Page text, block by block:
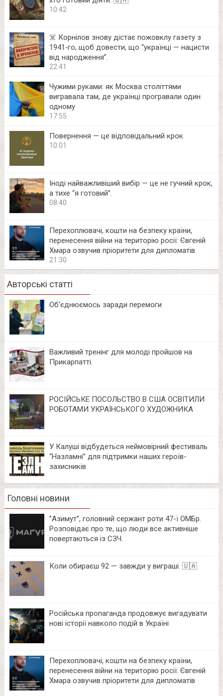
10:42
☠️ Корнілов знову дістає пожовклу газету з
1941‑го, щоб довести, що “українці — нацисти
від народження”.
22:41
Чужими руками: як Москва століттями
вигравала там, де українці програвали один
одному
17:55
Повернення — це відповідальний крок
10:01
Іноді найважливіший вибір — це не гучний крок,
а тихе “я готовий”.
08:40
Перехоплювачі, кошти на безпеку країни,
перенесення війни на територію росії: Євгеній
Хмара озвучив пріоритети для дипломатів
21:30
Авторські статті
Об‘єднюємось заради перемоги
Важливий тренінг для молоді пройшов на
Прикарпатті.
РОСІЙСЬКЕ ПОСОЛЬСТВО В США ОСВІТИЛИ
РОБОТАМИ УКРАЇНСЬКОГО ХУДОЖНИКА
У Калуші відбудеться неймовірний фестиваль
“Назламні” для підтримки наших героїв-
захисників
Головні новини
⁨”Азимут”, головний сержант роти 47-ї ОМБр.
Розповідає про те, що люди все активніше
повертаються із СЗЧ.
Коли обираєш 92 — завжди у виграші. 🇺🇦
Російська пропаганда продовжує вигадувати
нові історії навколо подій в Україні
Перехоплювачі, кошти на безпеку країни,
перенесення війни на територію росії: Євгеній
Хмара озвучив пріоритети для дипломатів